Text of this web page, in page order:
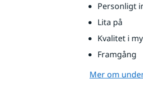
Personligt
Lita på
Kvalitet i
Framgång
Mer om